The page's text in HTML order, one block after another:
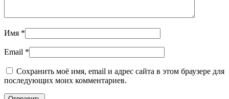
Имя *
Email *
Сохранить моё имя, email и адрес сайта в этом браузере для
последующих моих комментариев.